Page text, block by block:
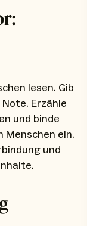
lesen. Gib
Erzähle
und binde
ein.
und